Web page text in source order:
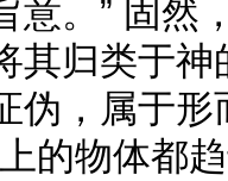
意。” 固然
其归类于
伪，属于
的物体都